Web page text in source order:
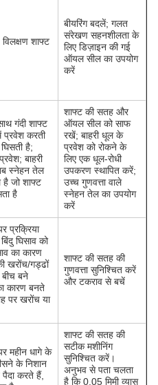
विलक्षण शाफ्ट
बीयरिंग बदलें; गलत
संरेखण सहनशीलता के
लिए डिज़ाइन की गई
ऑयल सील का उपयोग
करें
गंदी शाफ्ट
प्रवेश करती
है;
बाहरी
स्नेहन तेल
है जो शाफ्ट
है
शाफ्ट की सतह और
ऑयल सील को साफ
रखें; बाहरी धूल के
प्रवेश को रोकने के
लिए एक धूल-रोधी
उपकरण स्थापित करें;
उच्च गुणवत्ता वाले
स्नेहन तेल का उपयोग
करें
प्रक्रिया
घिसाव को
का कारण
खरोंच/गड्ढों
बने
कारण बनते
पर खरोंच या
शाफ्ट की सतह की
गुणवत्ता सुनिश्चित करें
और टकराव से बचें
महीन धागे के
के निशान
पैदा करते हैं,
शाफ्ट की सतह की
सटीक मशीनिंग
सुनिश्चित करें।
अनुभव से पता चलता
है कि 0.05 मिमी व्यास